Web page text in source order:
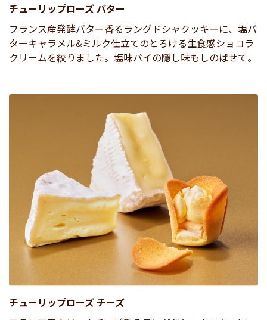
チューリップローズ バター
フランス産発酵バター香るラングドシャクッキーに、塩バ
ターキャラメル&ミルク仕立てのとろける生食感ショコラ
クリームを絞りました。塩味パイの隠し味もしのばせて。
チューリップローズ チーズ